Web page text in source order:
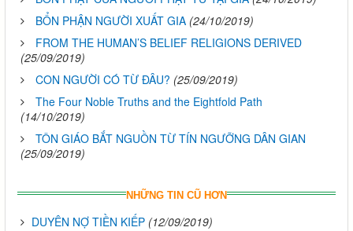
BỔN PHẬN NGƯỜI XUẤT GIA (24/10/2019)
FROM THE HUMAN’S BELIEF RELIGIONS DERIVED
(25/09/2019)
CON NGƯỜI CÓ TỪ ĐÂU? (25/09/2019)
The Four Noble Truths and the Eightfold Path
(14/10/2019)
TÔN GIÁO BẮT NGUỒN TỪ TÍN NGƯỠNG DÂN GIAN
(25/09/2019)
NHỮNG TIN CŨ HƠN
DUYÊN NỢ TIỀN KIẾP (12/09/2019)